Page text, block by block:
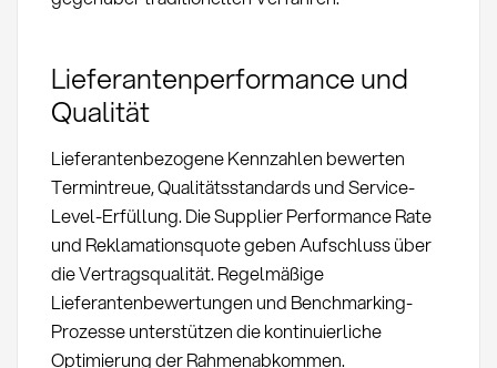
Lieferantenperformance und
Qualität
Lieferantenbezogene Kennzahlen bewerten
Termintreue, Qualitätsstandards und Service-
Level-Erfüllung. Die Supplier Performance Rate
und Reklamationsquote geben Aufschluss über
die Vertragsqualität. Regelmäßige
Lieferantenbewertungen und Benchmarking-
Prozesse unterstützen die kontinuierliche
Optimierung der Rahmenabkommen.